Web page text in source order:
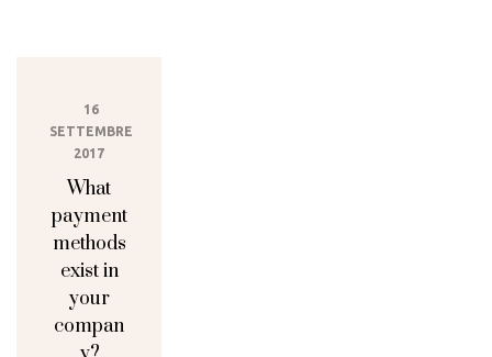
16
SETTEMBRE
2017
What
payment
methods
exist in
your
compan